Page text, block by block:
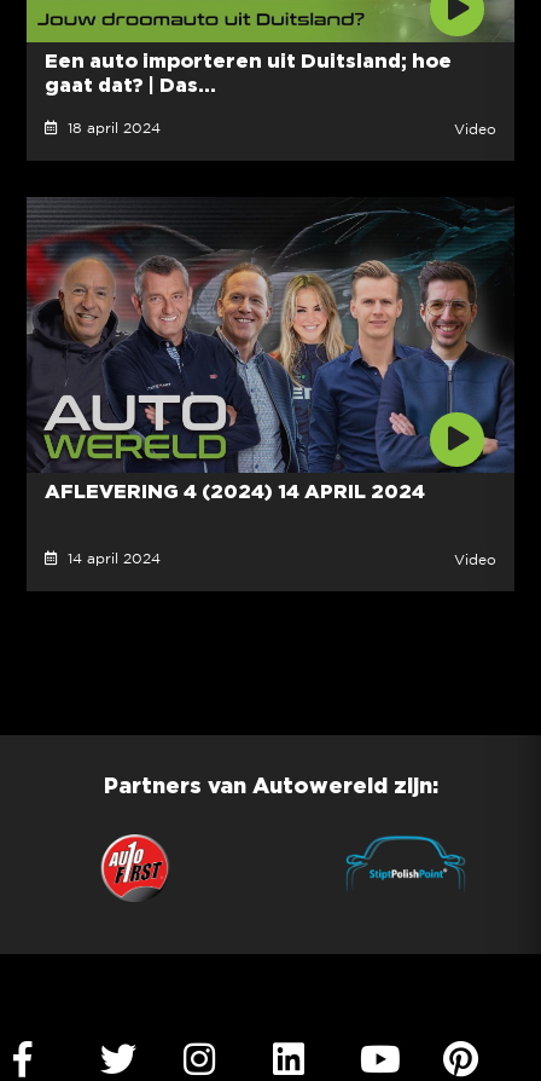
Een auto importeren uit Duitsland; hoe
gaat dat? | Das...
18 april 2024 Video
AFLEVERING 4 (2024) 14 APRIL 2024
14 april 2024 Video
Partners van Autowereld zijn: